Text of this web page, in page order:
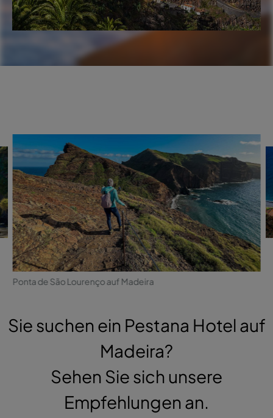
Ponta de São Lourenço auf Madeira
Sie suchen ein Pestana Hotel auf
Madeira?
Sehen Sie sich unsere
Empfehlungen an.